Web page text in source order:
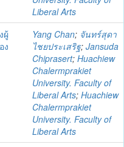
Liberal Arts
ผู้
ง
Yang Chan; จันทร์สุดา
ไชยประเสริฐ; Jansuda
Chiprasert; Huachiew
Chalermprakiet
University. Faculty of
Liberal Arts; Huachiew
Chalermprakiet
University. Faculty of
Liberal Arts